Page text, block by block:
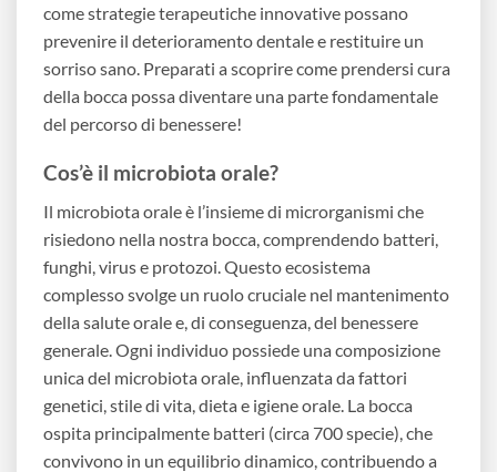
come strategie terapeutiche innovative possano
prevenire il deterioramento dentale e restituire un
sorriso sano. Preparati a scoprire come prendersi cura
della bocca possa diventare una parte fondamentale
del percorso di benessere!
Cos’è il microbiota orale?
Il microbiota orale è l’insieme di microrganismi che
risiedono nella nostra bocca, comprendendo batteri,
funghi, virus e protozoi. Questo ecosistema
complesso svolge un ruolo cruciale nel mantenimento
della salute orale e, di conseguenza, del benessere
generale. Ogni individuo possiede una composizione
unica del microbiota orale, influenzata da fattori
genetici, stile di vita, dieta e igiene orale. La bocca
ospita principalmente batteri (circa 700 specie), che
convivono in un equilibrio dinamico, contribuendo a